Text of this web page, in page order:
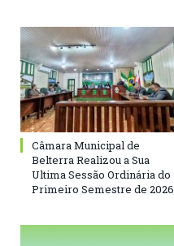
Câmara Municipal de
Belterra Realizou a Sua
Ultima Sessão Ordinária do
Primeiro Semestre de 2026